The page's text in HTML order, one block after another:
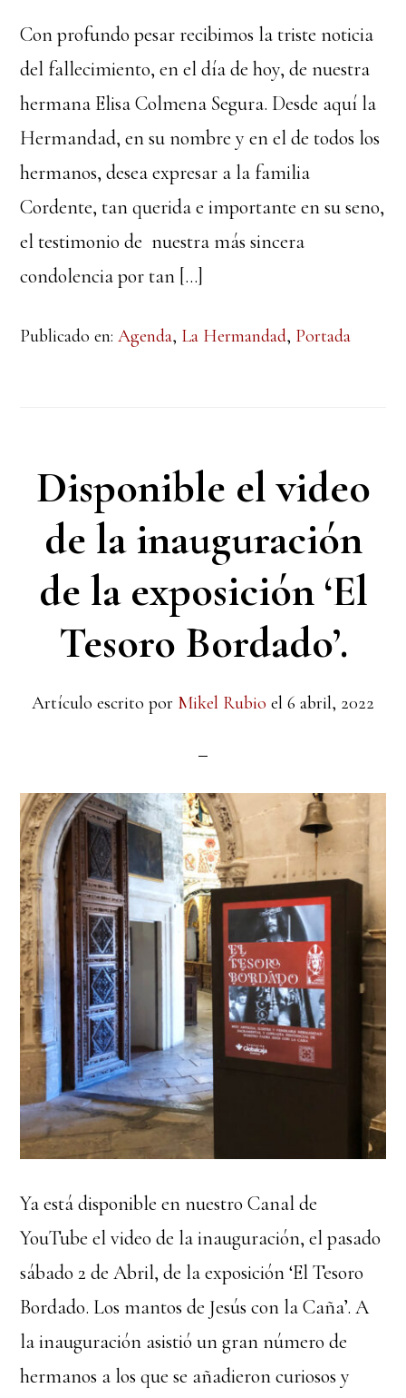
Con profundo pesar recibimos la triste noticia
del fallecimiento, en el día de hoy, de nuestra
hermana Elisa Colmena Segura. Desde aquí la
Hermandad, en su nombre y en el de todos los
hermanos, desea expresar a la familia
Cordente, tan querida e importante en su seno,
el testimonio de nuestra más sincera
condolencia por tan […]
Publicado en:Agenda, La Hermandad, Portada
Disponible el video
de la inauguración
de la exposición ‘El
Tesoro Bordado’.
Artículo escrito por Mikel Rubio el 6 abril, 2022
Ya está disponible en nuestro Canal de
YouTube el video de la inauguración, el pasado
sábado 2 de Abril, de la exposición ‘El Tesoro
Bordado. Los mantos de Jesús con la Caña’. A
la inauguración asistió un gran número de
hermanos a los que se añadieron curiosos y